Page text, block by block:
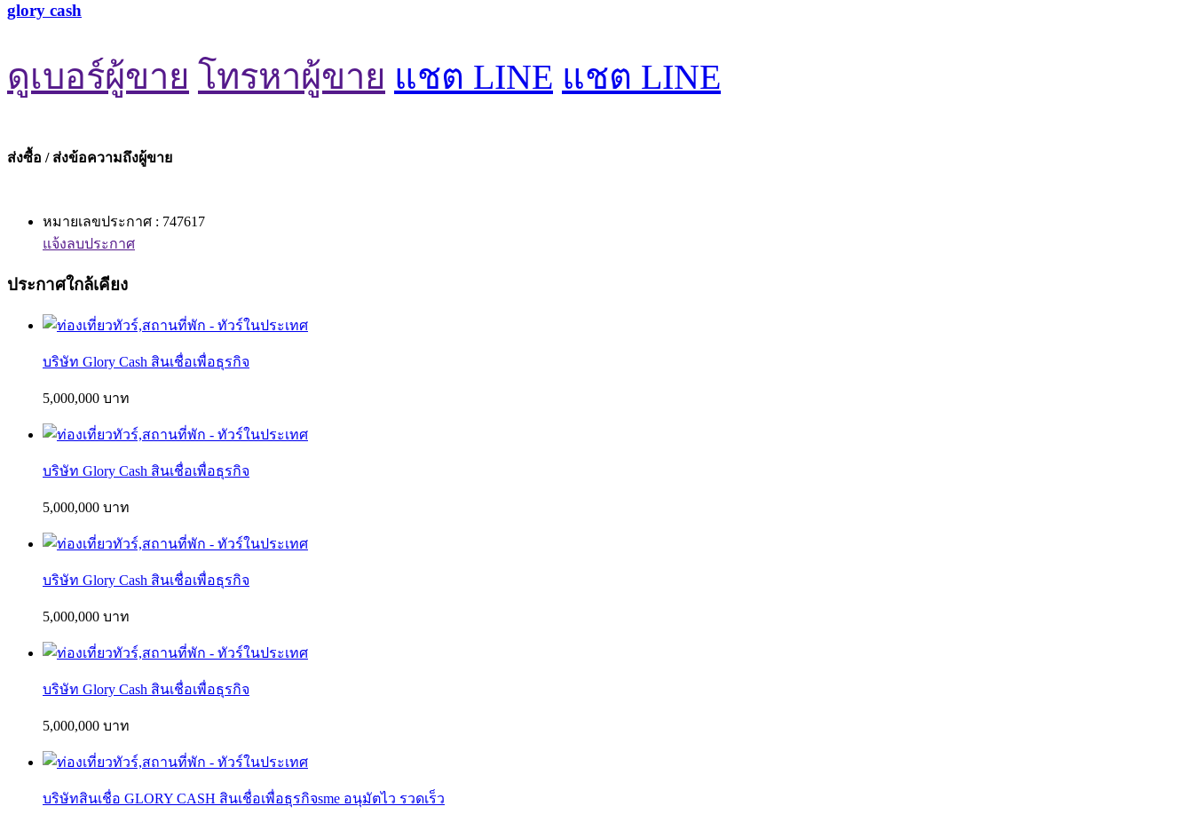
glory cash
ดูเบอร์ผู้ขาย โทรหาผู้ขาย แชต LINE แชต LINE
ส่งซื้อ / ส่งข้อความถึงผู้ขาย
หมายเลขประกาศ : 747617
แจ้งลบประกาศ
ประกาศใกล้เคียง
บริษัท Glory Cash สินเชื่อเพื่อธุรกิจ
5,000,000 บาท
บริษัท Glory Cash สินเชื่อเพื่อธุรกิจ
5,000,000 บาท
บริษัท Glory Cash สินเชื่อเพื่อธุรกิจ
5,000,000 บาท
บริษัท Glory Cash สินเชื่อเพื่อธุรกิจ
5,000,000 บาท
บริษัทสินเชื่อ GLORY CASH สินเชื่อเพื่อธุรกิจsme อนุมัตไว รวดเร็ว